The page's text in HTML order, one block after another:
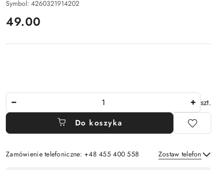
Symbol: 4260321914202
cena:
49.00
szt.
Do koszyka
Zamówienie telefoniczne: +48 455 400 558 Zostaw telefon